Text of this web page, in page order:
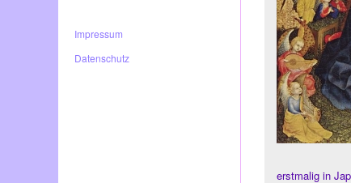
Impressum
Datenschutz
erstmalig in